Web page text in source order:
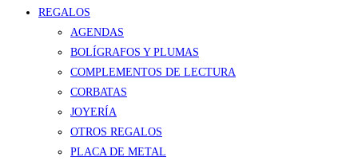
REGALOS
AGENDAS
BOLÍGRAFOS Y PLUMAS
COMPLEMENTOS DE LECTURA
CORBATAS
JOYERÍA
OTROS REGALOS
PLACA DE METAL